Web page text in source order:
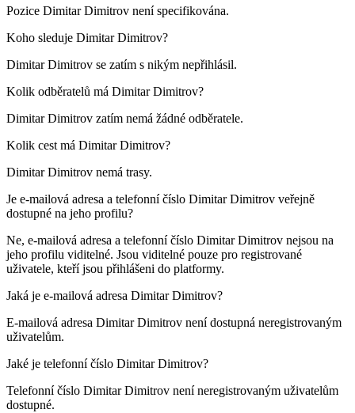
Pozice Dimitar Dimitrov není specifikována.
Koho sleduje Dimitar Dimitrov?
Dimitar Dimitrov se zatím s nikým nepřihlásil.
Kolik odběratelů má Dimitar Dimitrov?
Dimitar Dimitrov zatím nemá žádné odběratele.
Kolik cest má Dimitar Dimitrov?
Dimitar Dimitrov nemá trasy.
Je e-mailová adresa a telefonní číslo Dimitar Dimitrov veřejně
dostupné na jeho profilu?
Ne, e-mailová adresa a telefonní číslo Dimitar Dimitrov nejsou na
jeho profilu viditelné. Jsou viditelné pouze pro registrované
uživatele, kteří jsou přihlášeni do platformy.
Jaká je e-mailová adresa Dimitar Dimitrov?
E-mailová adresa Dimitar Dimitrov není dostupná neregistrovaným
uživatelům.
Jaké je telefonní číslo Dimitar Dimitrov?
Telefonní číslo Dimitar Dimitrov není neregistrovaným uživatelům
dostupné.